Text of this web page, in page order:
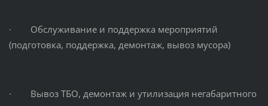
· Обслуживание и поддержка мероприятий
(подготовка, поддержка, демонтаж, вывоз мусора)
· Вывоз ТБО, демонтаж и утилизация негабаритного